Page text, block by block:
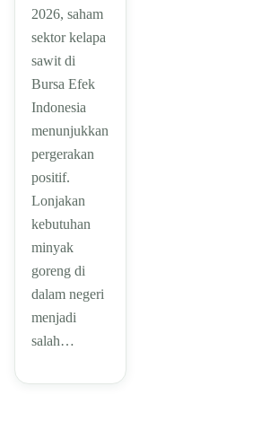
2026, saham
sektor kelapa
sawit di
Bursa Efek
Indonesia
menunjukkan
pergerakan
positif.
Lonjakan
kebutuhan
minyak
goreng di
dalam negeri
menjadi
salah…